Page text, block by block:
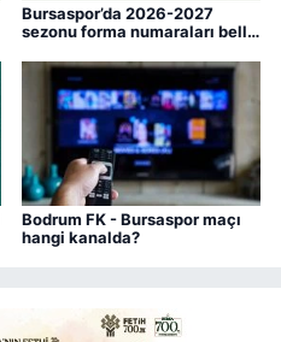
Bursaspor’da 2026-2027
sezonu forma numaraları belli
Bodrum FK - Bursaspor maçı
hangi kanalda?